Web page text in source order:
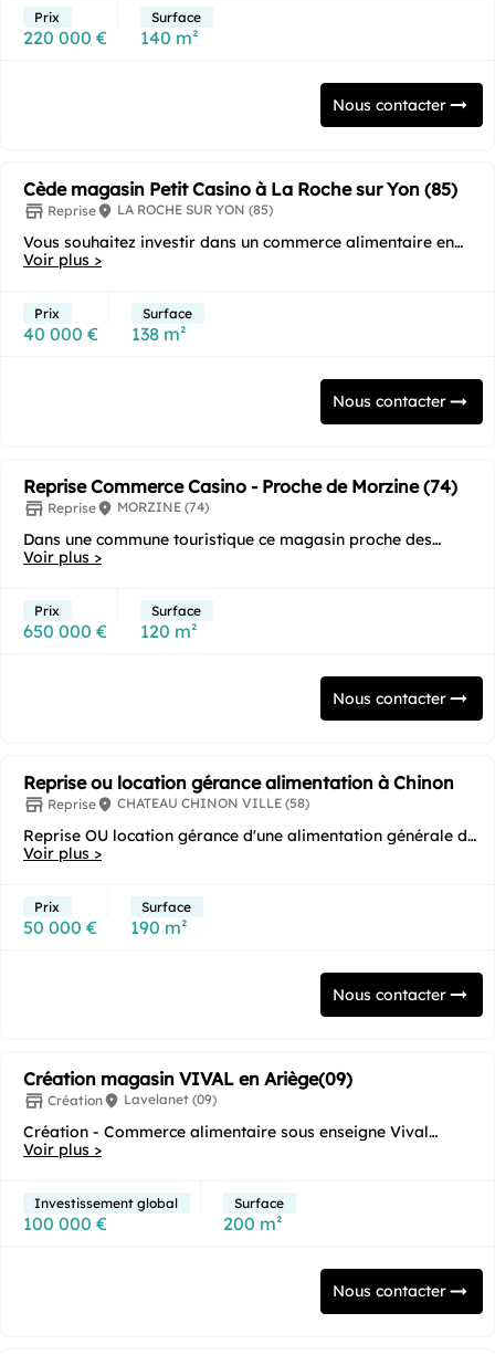
Prix
220 000 €
Surface
140 m²
Nous contacter
Cède magasin Petit Casino à La Roche sur Yon (85)
Reprise LA ROCHE SUR YON (85)
Vous souhaitez investir dans un commerce alimentaire en
franchise clé en main sous enseigne ?
Voir plus >
Prix
40 000 €
Surface
138 m²
Nous contacter
Reprise Commerce Casino - Proche de Morzine (74)
Reprise MORZINE (74)
Dans une commune touristique ce magasin proche des
stations de ski constitue une jolie opportunité...
Voir plus >
Prix
650 000 €
Surface
120 m²
Nous contacter
Reprise ou location gérance alimentation à Chinon
Reprise CHATEAU CHINON VILLE (58)
Reprise OU location gérance d'une alimentation générale de
190 m² situé dans cette belle commune au...
Voir plus >
Prix
50 000 €
Surface
190 m²
Nous contacter
Création magasin VIVAL en Ariège(09)
Création Lavelanet (09)
Création - Commerce alimentaire sous enseigne Vival
(Ariège)
Voir plus >
Investissement global
100 000 €
Surface
200 m²
Nous contacter